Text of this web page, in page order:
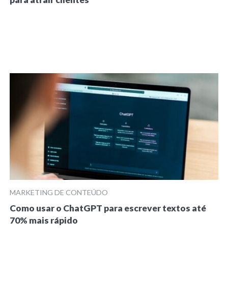
MARKETING DE CONTEÚDO
Como usar o ChatGPT para escrever textos até
70% mais rápido